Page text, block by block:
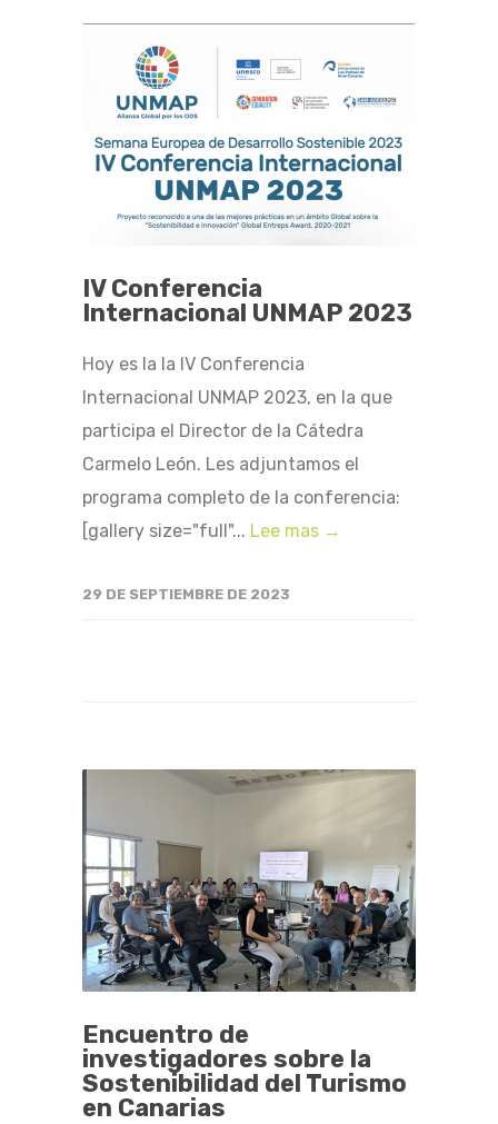
IV Conferencia
Internacional UNMAP 2023
Hoy es la la IV Conferencia
Internacional UNMAP 2023, en la que
participa el Director de la Cátedra
Carmelo León. Les adjuntamos el
programa completo de la conferencia:
[gallery size="full"... Lee mas →
29 DE SEPTIEMBRE DE 2023
Encuentro de
investigadores sobre la
Sostenibilidad del Turismo
en Canarias